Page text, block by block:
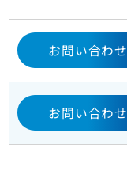
お問い合わせ
お問い合わせ